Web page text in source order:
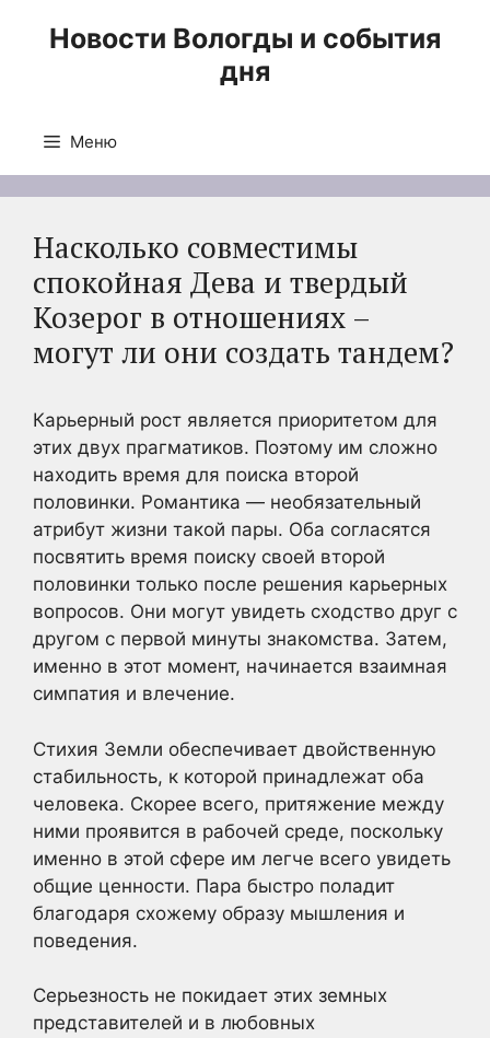
Новости Вологды и события
дня
Меню
Насколько совместимы
спокойная Дева и твердый
Козерог в отношениях –
могут ли они создать тандем?
Карьерный рост является приоритетом для
этих двух прагматиков. Поэтому им сложно
находить время для поиска второй
половинки. Романтика — необязательный
атрибут жизни такой пары. Оба согласятся
посвятить время поиску своей второй
половинки только после решения карьерных
вопросов. Они могут увидеть сходство друг с
другом с первой минуты знакомства. Затем,
именно в этот момент, начинается взаимная
симпатия и влечение.
Стихия Земли обеспечивает двойственную
стабильность, к которой принадлежат оба
человека. Скорее всего, притяжение между
ними проявится в рабочей среде, поскольку
именно в этой сфере им легче всего увидеть
общие ценности. Пара быстро поладит
благодаря схожему образу мышления и
поведения.
Серьезность не покидает этих земных
представителей и в любовных